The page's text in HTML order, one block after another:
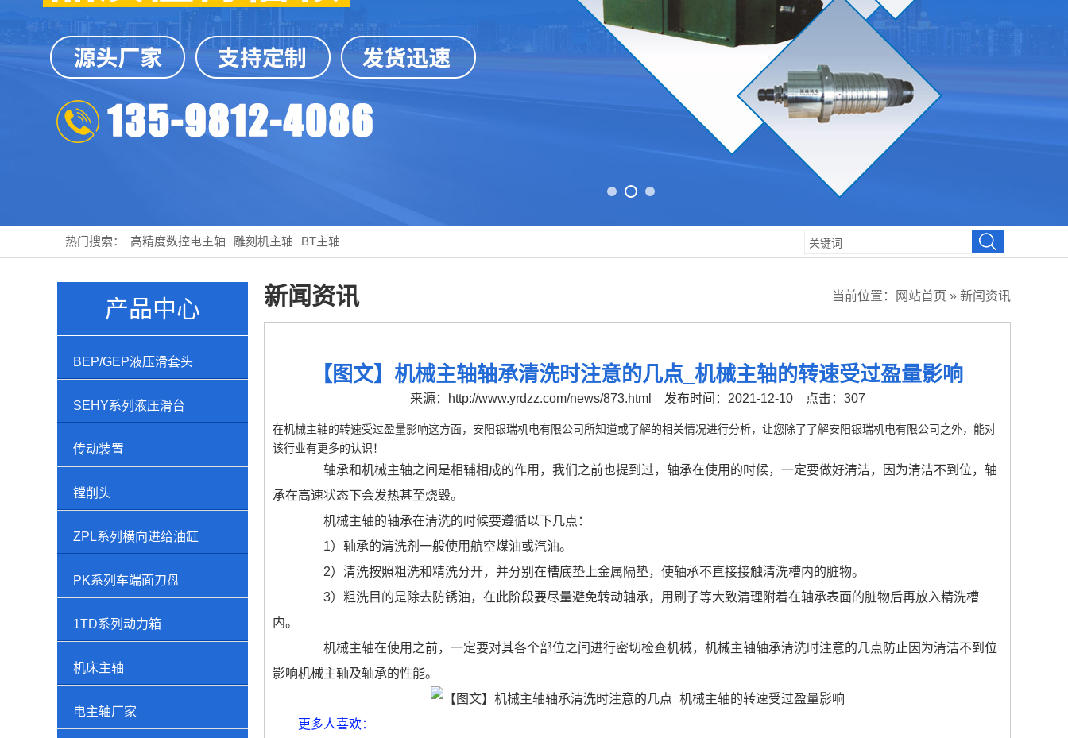
热门搜索： 高精度数控电主轴 雕刻机主轴 BT主轴
产品中心
BEP/GEP液压滑套头
SEHY系列液压滑台
传动装置
镗削头
ZPL系列横向进给油缸
PK系列车端面刀盘
1TD系列动力箱
机床主轴
电主轴厂家
新闻资讯 当前位置： 网站首页 » 新闻资讯
【图文】机械主轴轴承清洗时注意的几点_机械主轴的转速受过盈量影响
来源： http://www.yrdzz.com/news/873.html 发布时间：2021-12-10 点击：307
在机械主轴的转速受过盈量影响这方面，安阳银瑞机电有限公司所知道或了解的相关情况进行分析，让您除了了解安阳银瑞机电有限公司之外，能对
该行业有更多的认识！
轴承和机械主轴之间是相辅相成的作用，我们之前也提到过，轴承在使用的时候，一定要做好清洁，因为清洁不到位，轴
承在高速状态下会发热甚至烧毁。
机械主轴的轴承在清洗的时候要遵循以下几点：
1）轴承的清洗剂一般使用航空煤油或汽油。
2）清洗按照粗洗和精洗分开，并分别在槽底垫上金属隔垫，使轴承不直接接触清洗槽内的脏物。
3）粗洗目的是除去防锈油，在此阶段要尽量避免转动轴承，用刷子等大致清理附着在轴承表面的脏物后再放入精洗槽
内。
机械主轴在使用之前，一定要对其各个部位之间进行密切检查机械，机械主轴轴承清洗时注意的几点防止因为清洁不到位
影响机械主轴及轴承的性能。
更多人喜欢：